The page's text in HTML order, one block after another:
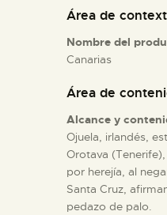
DIDÁCTICA
ESPAÑOL
Área de
Nombre del
Canarias
Área de
Alcance y
Ojuela, irlandés,
Orotava
por herejía, al
Santa Cruz,
pedazo de palo.